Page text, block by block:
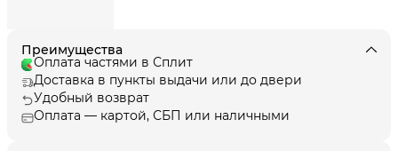
Преимущества
Оплата частями в Сплит
Доставка в пункты выдачи или до двери
Удобный возврат
Оплата — картой, СБП или наличными